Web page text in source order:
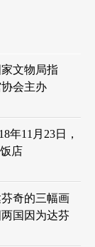
文物局指
会主办
年11月23日，
店
奇的三幅画
国因为达芬